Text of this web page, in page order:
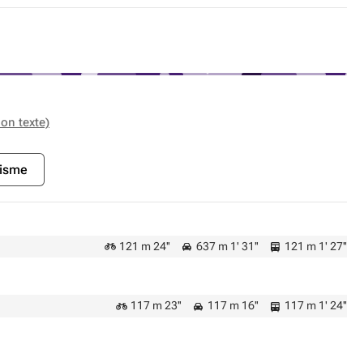
texte)
121 m 24'' 637 m 1' 31'' 121 m 1' 27''
117 m 23'' 117 m 16'' 117 m 1' 24''